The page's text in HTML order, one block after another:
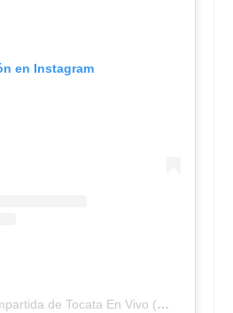
en Instagram
Una publicación compartida de Tocata En Vivo (@tocatalaprevia)